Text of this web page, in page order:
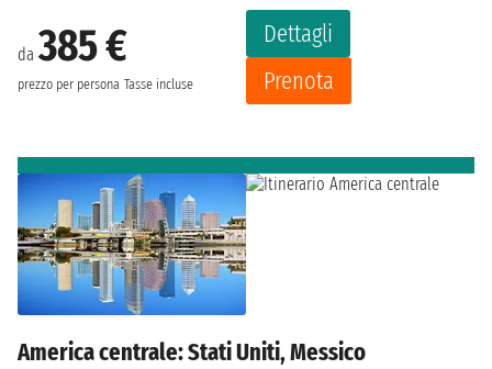
da385 €
prezzo per persona Tasse incluse
Dettagli
Prenota
America centrale: Stati Uniti, Messico